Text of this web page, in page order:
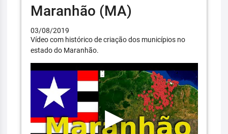
Maranhão (MA)
03/08/2019
Vídeo com histórico de criação dos municípios no
estado do Maranhão.